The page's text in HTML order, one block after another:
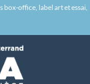
box-office, label art et essai,